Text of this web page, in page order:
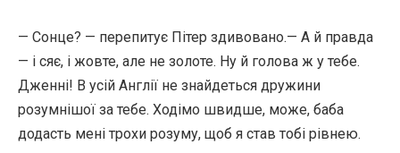
— Сонце? — перепитує Пітер здивовано.— А й правда
— і сяє, і жовте, але не золоте. Ну й голова ж у тебе.
Дженні! В усій Англії не знайдеться дружини
розумнішої за тебе. Ходімо швидше, може, баба
додасть мені трохи розуму, щоб я став тобі рівнею.